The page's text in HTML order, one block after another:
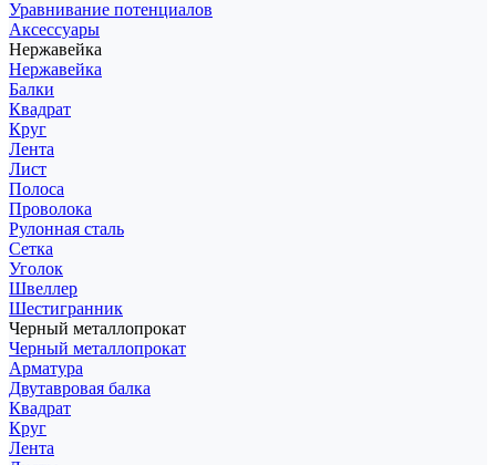
Уравнивание потенциалов
Аксессуары
Нержавейка
Нержавейка
Балки
Квадрат
Круг
Лента
Лист
Полоса
Проволока
Рулонная сталь
Сетка
Уголок
Швеллер
Шестигранник
Черный металлопрокат
Черный металлопрокат
Арматура
Двутавровая балка
Квадрат
Круг
Лента